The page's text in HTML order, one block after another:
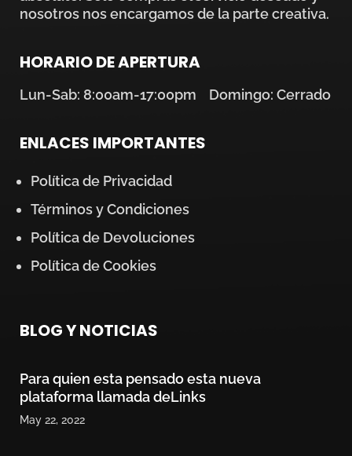
nosotros nos encargamos de la parte creativa.
HORARIO DE APERTURA
Lun-Sab: 8:00am-17:00pm Domingo: Cerrado
ENLACES IMPORTANTES
Política de Privacidad
Términos y Condiciones
Política de Devoluciones
Política de Cookies
BLOG Y NOTICIAS
Para quien esta pensado esta nueva
plataforma llamada deLinks
May 22, 2022